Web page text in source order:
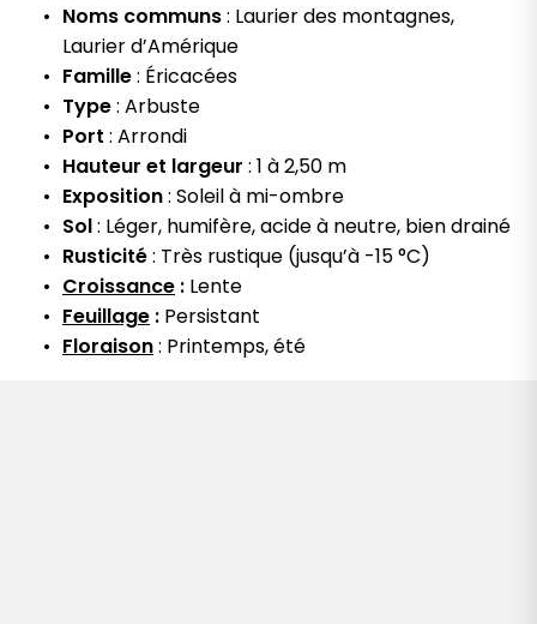
Noms communs: Laurier des montagnes,
Laurier d’Amérique
Famille: Éricacées
Type: Arbuste
Port : Arrondi
Hauteur et largeur : 1 à 2,50 m
Exposition: Soleil à mi-ombre
Sol: Léger, humifère, acide à neutre, bien drainé
Rusticité: Très rustique (jusqu’à -15 °C)
Croissance : Lente
Feuillage : Persistant
Floraison: Printemps, été